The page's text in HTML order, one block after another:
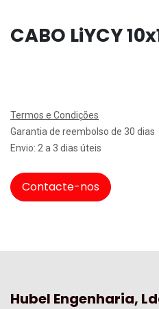
CABO LiYCY
Termos e Condições
Garantia de reembolso de 30 dias
Envio: 2 a 3 dias úteis
Contacte-nos
Hubel Engenharia,